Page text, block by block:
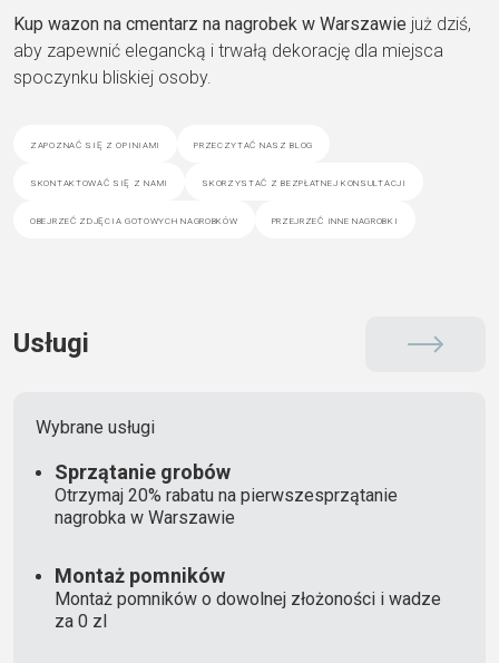
Kup wazon na cmentarz na nagrobek w Warszawie już dziś,
aby zapewnić elegancką i trwałą dekorację dla miejsca
spoczynku bliskiej osoby.
zapoznać się z opiniami przeczytać nasz blog
skontaktować się z nami skorzystać z bezpłatnej konsultacji
obejrzeć zdjęcia gotowych nagrobków przejrzeć inne nagrobki
Usługi
Wybrane usługi
Sprzątanie grobów
Otrzymaj 20% rabatu na pierwszesprzątanie
nagrobka w Warszawie
Montaż pomników
Montaż pomników o dowolnej złożoności i wadze
za 0 zl